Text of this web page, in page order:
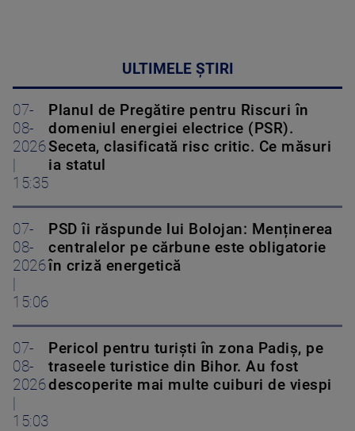
ULTIMELE ȘTIRI
07-
08-
2026
|
15:35
Planul de Pregătire pentru Riscuri în
domeniul energiei electrice (PSR).
Seceta, clasificată risc critic. Ce măsuri
ia statul
07-
08-
2026
|
15:06
PSD îi răspunde lui Bolojan: Menținerea
centralelor pe cărbune este obligatorie
în criză energetică
07-
08-
2026
|
15:03
Pericol pentru turiști în zona Padiș, pe
traseele turistice din Bihor. Au fost
descoperite mai multe cuiburi de viespi